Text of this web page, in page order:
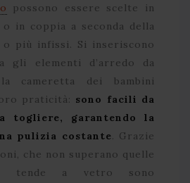
possono essere scelte in
in coppia a seconda della
o più infissi. Si inseriscono
gli elementi d’arredo da
cameretta dei bambini
praticità: sono facili da
togliere, garantendo la
pulizia costante. Grazie
che non superano quelle
tende a vetro sono